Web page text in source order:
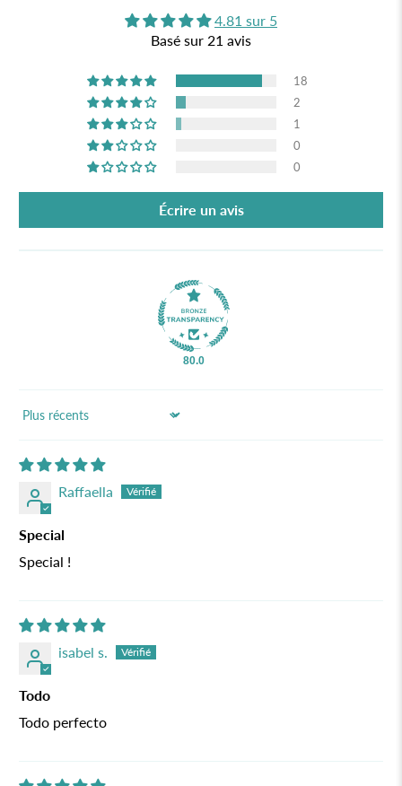
4.81 sur 5
Basé sur 21 avis
18
2
1
0
0
Écrire un avis
80.0
Sort by
Raffaella
Special
Special !
isabel s.
Todo
Todo perfecto